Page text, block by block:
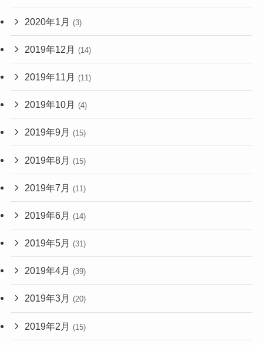
2020年1月 (3)
2019年12月 (14)
2019年11月 (11)
2019年10月 (4)
2019年9月 (15)
2019年8月 (15)
2019年7月 (11)
2019年6月 (14)
2019年5月 (31)
2019年4月 (39)
2019年3月 (20)
2019年2月 (15)